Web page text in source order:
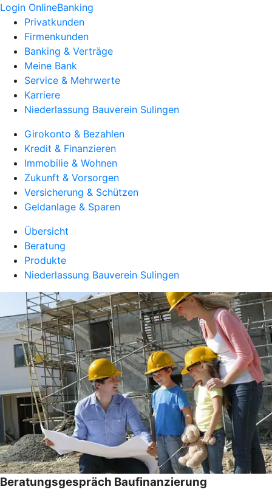
Login OnlineBanking
Privatkunden
Firmenkunden
Banking & Verträge
Meine Bank
Service & Mehrwerte
Karriere
Niederlassung Bauverein Sulingen
Girokonto & Bezahlen
Kredit & Finanzieren
Immobilie & Wohnen
Zukunft & Vorsorgen
Versicherung & Schützen
Geldanlage & Sparen
Übersicht
Beratung
Produkte
Niederlassung Bauverein Sulingen
Beratungsgespräch Baufinanzierung